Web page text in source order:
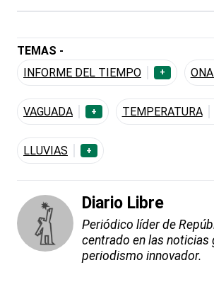
TEMAS -
INFORME DEL TIEMPO
+
VAGUADA + TEMPERATURA
LLUVIAS +
Diario Libre
Periódico líder de
centrado en las noticias
periodismo innovador.